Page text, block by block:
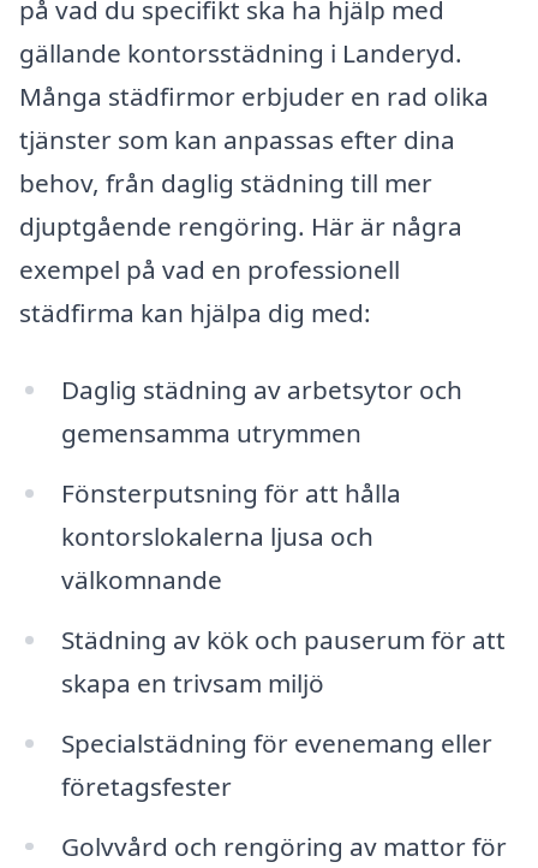
på vad du specifikt ska ha hjälp med
gällande kontorsstädning i Landeryd.
Många städfirmor erbjuder en rad olika
tjänster som kan anpassas efter dina
behov, från daglig städning till mer
djuptgående rengöring. Här är några
exempel på vad en professionell
städfirma kan hjälpa dig med:
Daglig städning av arbetsytor och
gemensamma utrymmen
Fönsterputsning för att hålla
kontorslokalerna ljusa och
välkomnande
Städning av kök och pauserum för att
skapa en trivsam miljö
Specialstädning för evenemang eller
företagsfester
Golvvård och rengöring av mattor för